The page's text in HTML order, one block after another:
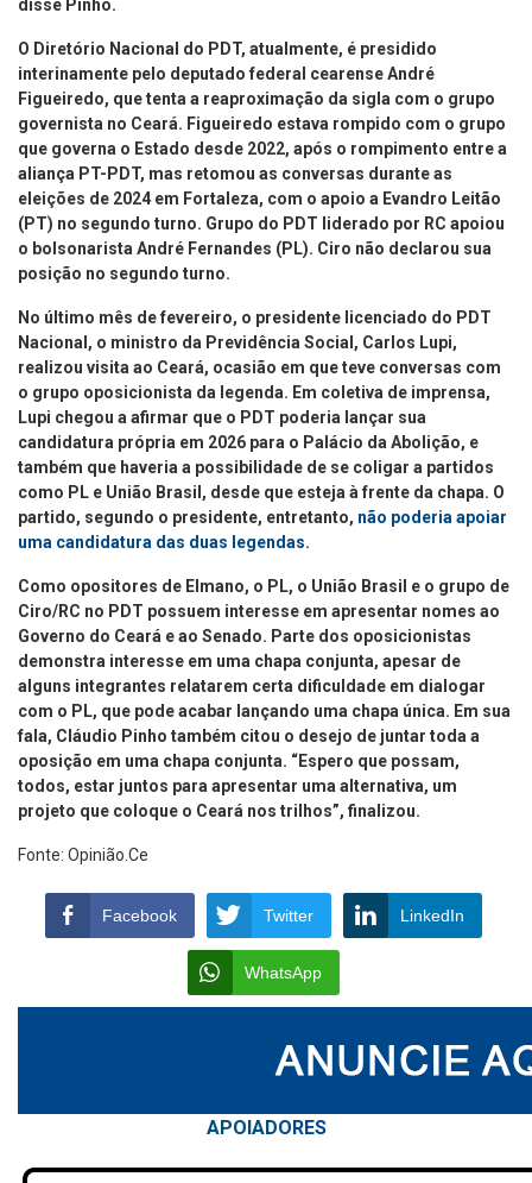
disse Pinho.
O Diretório Nacional do PDT, atualmente, é presidido
interinamente pelo deputado federal cearense André
Figueiredo, que tenta a reaproximação da sigla com o grupo
governista no Ceará. Figueiredo estava rompido com o grupo
que governa o Estado desde 2022, após o rompimento entre a
aliança PT-PDT, mas retomou as conversas durante as
eleições de 2024 em Fortaleza, com o apoio a Evandro Leitão
(PT) no segundo turno. Grupo do PDT liderado por RC apoiou
o bolsonarista André Fernandes (PL). Ciro não declarou sua
posição no segundo turno.
No último mês de fevereiro, o presidente licenciado do PDT
Nacional, o ministro da Previdência Social, Carlos Lupi,
realizou visita ao Ceará, ocasião em que teve conversas com
o grupo oposicionista da legenda. Em coletiva de imprensa,
Lupi chegou a afirmar que o PDT poderia lançar sua
candidatura própria em 2026 para o Palácio da Abolição, e
também que haveria a possibilidade de se coligar a partidos
como PL e União Brasil, desde que esteja à frente da chapa. O
partido, segundo o presidente, entretanto, não poderia apoiar
uma candidatura das duas legendas.
Como opositores de Elmano, o PL, o União Brasil e o grupo de
Ciro/RC no PDT possuem interesse em apresentar nomes ao
Governo do Ceará e ao Senado. Parte dos oposicionistas
demonstra interesse em uma chapa conjunta, apesar de
alguns integrantes relatarem certa dificuldade em dialogar
com o PL, que pode acabar lançando uma chapa única. Em sua
fala, Cláudio Pinho também citou o desejo de juntar toda a
oposição em uma chapa conjunta. “Espero que possam,
todos, estar juntos para apresentar uma alternativa, um
projeto que coloque o Ceará nos trilhos”, finalizou.
Fonte: Opinião.Ce
Facebook Twitter LinkedIn
WhatsApp
APOIADORES